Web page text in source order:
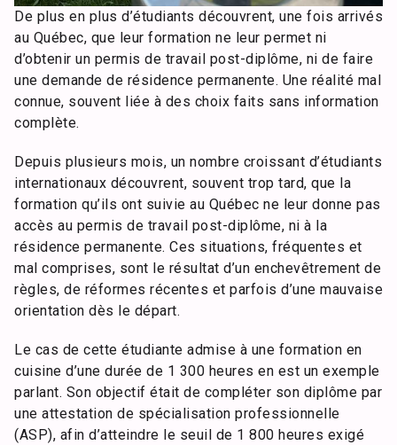
De plus en plus d’étudiants découvrent, une fois arrivés
au Québec, que leur formation ne leur permet ni
d’obtenir un permis de travail post-diplôme, ni de faire
une demande de résidence permanente. Une réalité mal
connue, souvent liée à des choix faits sans information
complète.
Depuis plusieurs mois, un nombre croissant d’étudiants
internationaux découvrent, souvent trop tard, que la
formation qu’ils ont suivie au Québec ne leur donne pas
accès au permis de travail post-diplôme, ni à la
résidence permanente. Ces situations, fréquentes et
mal comprises, sont le résultat d’un enchevêtrement de
règles, de réformes récentes et parfois d’une mauvaise
orientation dès le départ.
Le cas de cette étudiante admise à une formation en
cuisine d’une durée de 1 300 heures en est un exemple
parlant. Son objectif était de compléter son diplôme par
une attestation de spécialisation professionnelle
(ASP), afin d’atteindre le seuil de 1 800 heures exigé